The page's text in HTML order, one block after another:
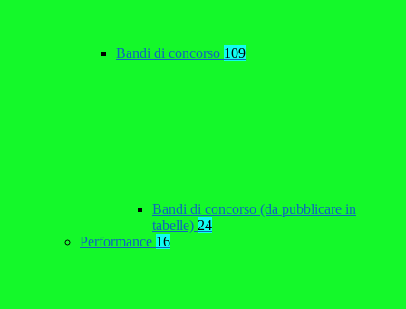
Bandi di concorso 109
Bandi di concorso (da pubblicare in
tabelle) 24
Performance 16